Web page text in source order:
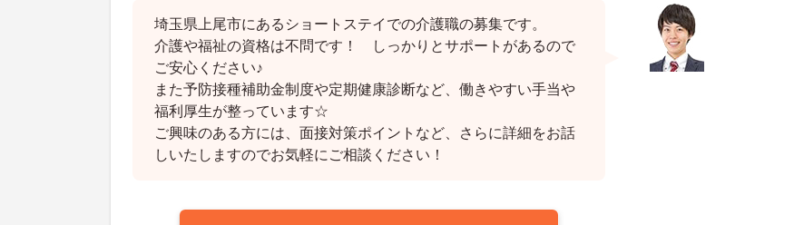
埼玉県上尾市にあるショートステイでの介護職の募集です。
介護や福祉の資格は不問です！ しっかりとサポートがあるので
ご安心ください♪
また予防接種補助金制度や定期健康診断など、働きやすい手当や
福利厚生が整っています☆
ご興味のある方には、面接対策ポイントなど、さらに詳細をお話
しいたしますのでお気軽にご相談ください！